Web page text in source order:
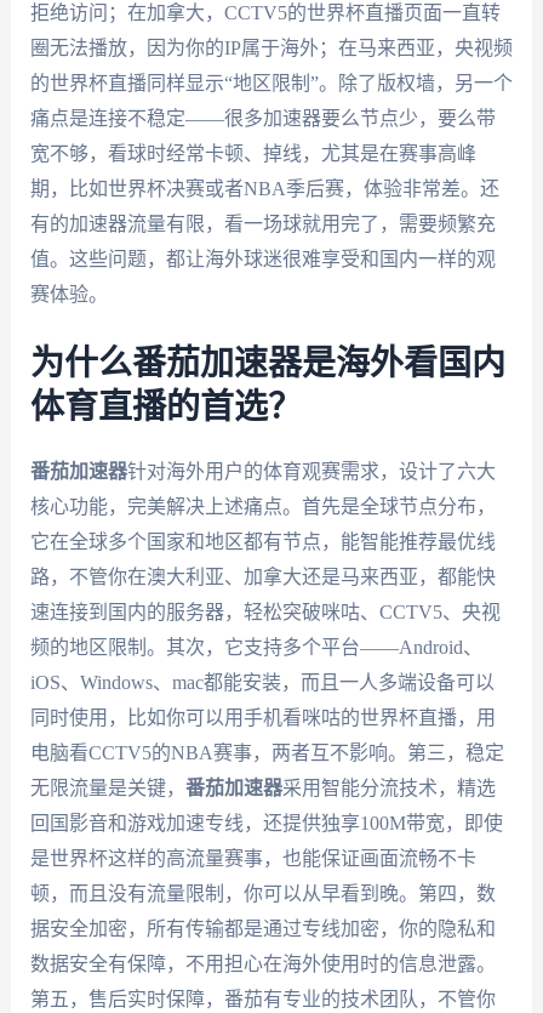
拒绝访问；在加拿大，CCTV5的世界杯直播页面一直转
圈无法播放，因为你的IP属于海外；在马来西亚，央视频
的世界杯直播同样显示“地区限制”。除了版权墙，另一个
痛点是连接不稳定——很多加速器要么节点少，要么带
宽不够，看球时经常卡顿、掉线，尤其是在赛事高峰
期，比如世界杯决赛或者NBA季后赛，体验非常差。还
有的加速器流量有限，看一场球就用完了，需要频繁充
值。这些问题，都让海外球迷很难享受和国内一样的观
赛体验。
为什么番茄加速器是海外看国内
体育直播的首选？
番茄加速器针对海外用户的体育观赛需求，设计了六大
核心功能，完美解决上述痛点。首先是全球节点分布，
它在全球多个国家和地区都有节点，能智能推荐最优线
路，不管你在澳大利亚、加拿大还是马来西亚，都能快
速连接到国内的服务器，轻松突破咪咕、CCTV5、央视
频的地区限制。其次，它支持多个平台——Android、
iOS、Windows、mac都能安装，而且一人多端设备可以
同时使用，比如你可以用手机看咪咕的世界杯直播，用
电脑看CCTV5的NBA赛事，两者互不影响。第三，稳定
无限流量是关键， 番茄加速器采用智能分流技术，精选
回国影音和游戏加速专线，还提供独享100M带宽，即使
是世界杯这样的高流量赛事，也能保证画面流畅不卡
顿，而且没有流量限制，你可以从早看到晚。第四，数
据安全加密，所有传输都是通过专线加密，你的隐私和
数据安全有保障，不用担心在海外使用时的信息泄露。
第五，售后实时保障，番茄有专业的技术团队，不管你